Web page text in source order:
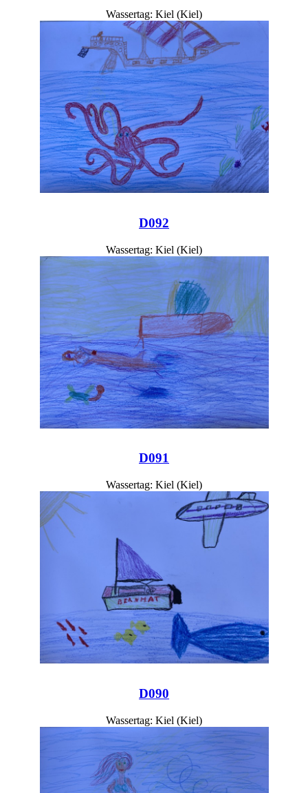
Wassertag: Kiel (Kiel)
D092
Wassertag: Kiel (Kiel)
D091
Wassertag: Kiel (Kiel)
D090
Wassertag: Kiel (Kiel)